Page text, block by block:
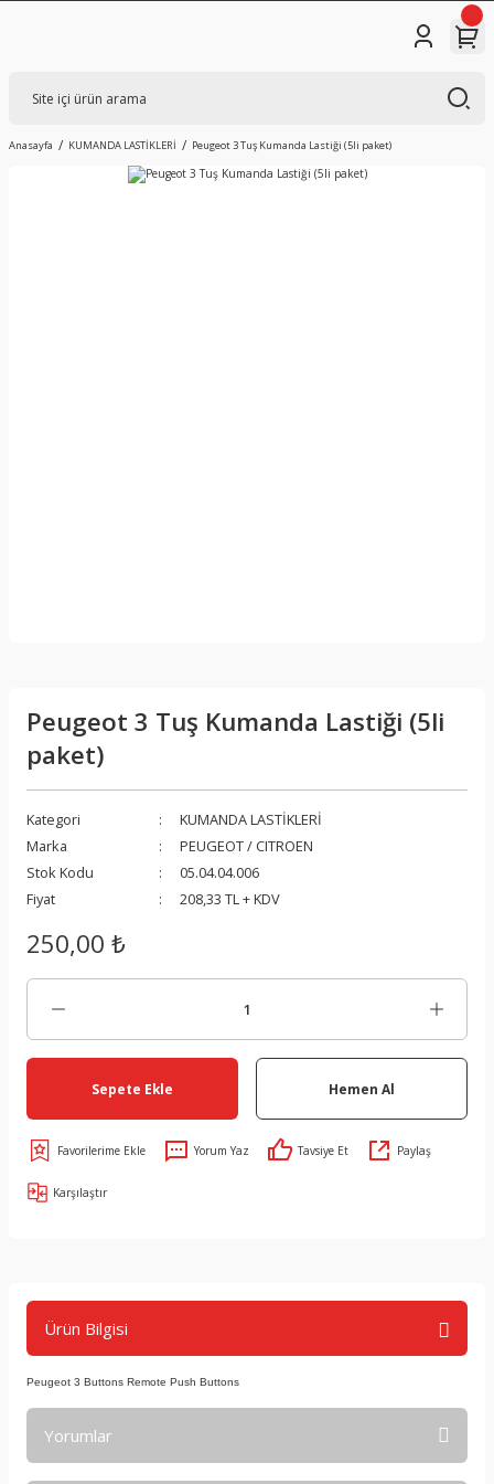
Anasayfa KUMANDA LASTİKLERİ Peugeot 3 Tuş Kumanda Lastiği (5li paket)
Peugeot 3 Tuş Kumanda Lastiği (5li
paket)
Kategori
KUMANDA LASTİKLERİ
Marka
PEUGEOT / CITROEN
Stok Kodu
05.04.04.006
Fiyat
208,33 TL + KDV
250,00 ₺
Sepete Ekle Hemen Al
Yorum Yaz Tavsiye Et Paylaş
Karşılaştır
Ürün Bilgisi
Peugeot 3 Buttons Remote Push Buttons
Yorumlar